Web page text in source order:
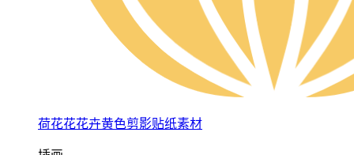
荷花花花卉黄色剪影贴纸素材